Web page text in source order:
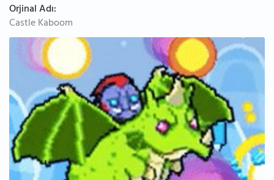
Orjinal Adı:
Castle Kaboom